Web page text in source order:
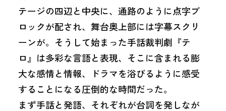
テージの四辺と中央に、通路のように点字ブ
ロックが配され、舞台奥上部には字幕スクリ
ーンが。そうして始まった手話裁判劇『テ
ロ』は多彩な言語と表現、そこに含まれる膨
大な感情と情報、ドラマを浴びるように感受
することになる圧倒的な時間だった。
まず手話と発語、それぞれが台詞を発しなが